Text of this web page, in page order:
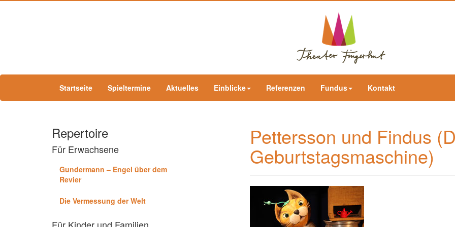
Startseite Spieltermine Aktuelles Einblicke Referenzen Fundus Kontakt
Repertoire
Für Erwachsene
Gundermann – Engel über dem
Revier
Die Vermessung der Welt
Pettersson und Findus
Geburtstagsmaschine)